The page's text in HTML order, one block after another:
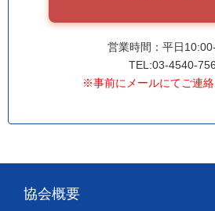
営業時間：平日
TEL:03-4540-
※事前にメールにてご連絡
協会概要